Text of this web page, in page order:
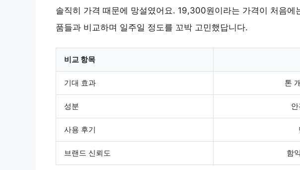
솔직히 가격 때문에 망설였어요. 19,300원이라는 가격이 처음에
품들과 비교하며 일주일 정도를 꼬박 고민했답니다.
비교 항목
기대 효과 톤
성분
사용 후기
브랜드 신뢰도 함